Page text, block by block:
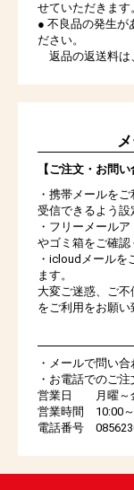
せていただきます
● 不良品の発生が
ださい。
返品の返送料は
【ご注文・お問
・携帯メールを
受信できるよう設
・フリーメール
やゴミ箱をご確認
・icloudメールを
ます。
大変ご迷惑、ご
をご利用をお願い
・メールで問い合
・お電話でのご
営業日 月曜～金
営業時間 10:00～
電話番号